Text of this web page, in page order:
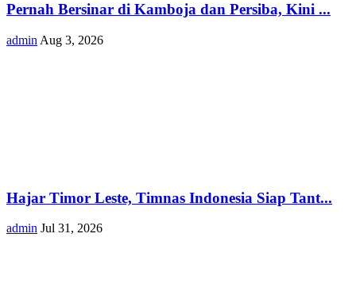
Pernah Bersinar di Kamboja dan Persiba, Kini ...
admin Aug 3, 2026
Hajar Timor Leste, Timnas Indonesia Siap Tant...
admin Jul 31, 2026